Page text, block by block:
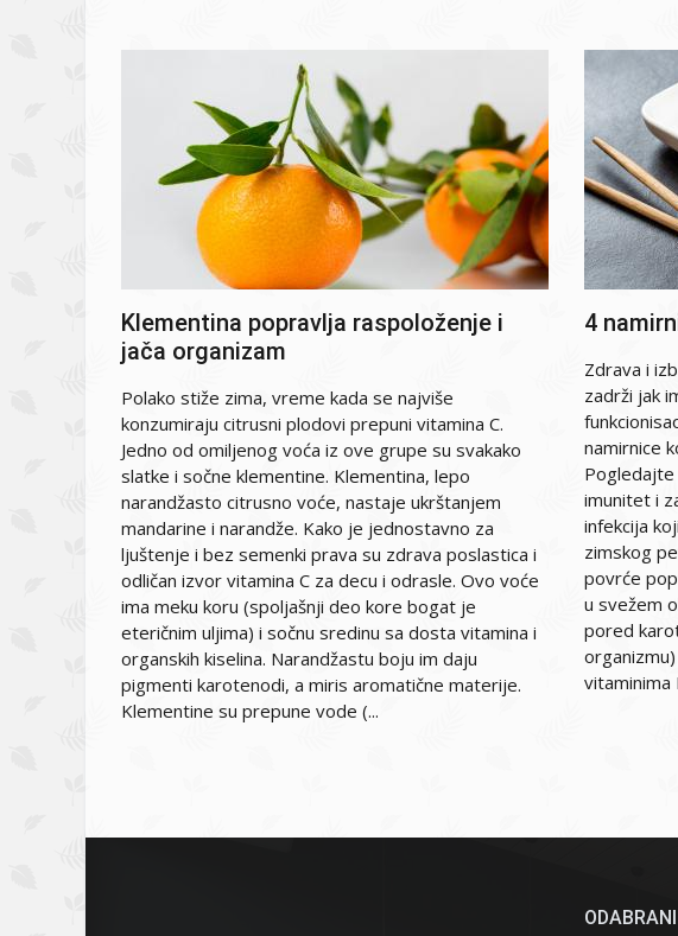
Klementina popravlja raspoloženje i
jača organizam
Polako stiže zima, vreme kada se najviše
konzumiraju citrusni plodovi prepuni vitamina C.
Jedno od omiljenog voća iz ove grupe su svakako
slatke i sočne klementine. Klementina, lepo
narandžasto citrusno voće, nastaje ukrštanjem
mandarine i narandže. Kako je jednostavno za
ljuštenje i bez semenki prava su zdrava poslastica i
odličan izvor vitamina C za decu i odrasle. Ovo voće
ima meku koru (spoljašnji deo kore bogat je
eteričnim uljima) i sočnu sredinu sa dosta vitamina i
organskih kiselina. Narandžastu boju im daju
pigmenti karotenodi, a miris aromatične materije.
Klementine su prepune vode (...
4
Zdrava i
zadrži jak
namirnice
Pogledajte
imunitet i
infekcija
zimskog
povrće
u svežem
pored
vitaminima